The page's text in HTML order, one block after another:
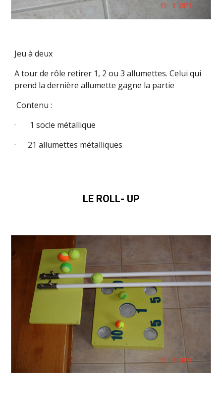
Jeu à deux
A tour de rôle retirer 1, 2 ou 3 allumettes. Celui qui
prend la dernière allumette gagne la partie
Contenu :
· 1 socle métallique
· 21 allumettes métalliques
LE ROLL- UP